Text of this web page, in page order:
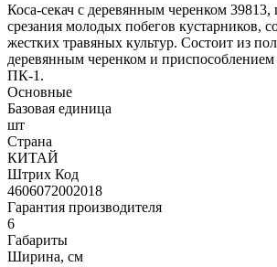
Коса-секач с деревянным черенком 39813,
срезания молодых побегов кустарников,
жестких травяных культур. Состоит из
деревянным черенком и
ПК-1.
Основные
Базовая единица
шт
Страна
КИТАЙ
Штрих Код
4606072002018
Гарантия производителя
6
Габариты
Ширина, см